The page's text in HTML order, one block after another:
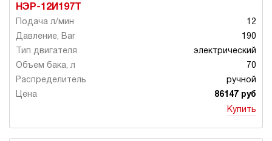
НЭР-12И197Т
12
190
электрический
70
ручной
86147 руб
Купить